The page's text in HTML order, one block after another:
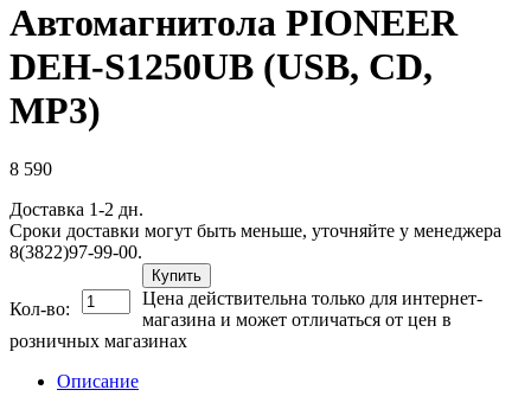
Автомагнитола PIONEER
DEH-S1250UB (USB, CD,
MP3)
8 590
Доставка 1-2 дн.
Сроки доставки могут быть меньше, уточняйте у менеджера
8(3822)97-99-00.
Кол-во:
Купить
Цена действительна только для интернет-
магазина и может отличаться от цен в
розничных магазинах
Описание